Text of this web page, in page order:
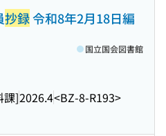
抄録令和8年2月18日編
課]2026.4<BZ-8-R193>
国立国会図書館